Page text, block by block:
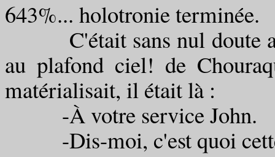
643%... holotronie terminée.
C'était sans nul doute
au plafond ciel! de
matérialisait, il était là :
-À votre service John.
-Dis-moi, c'est quoi cette